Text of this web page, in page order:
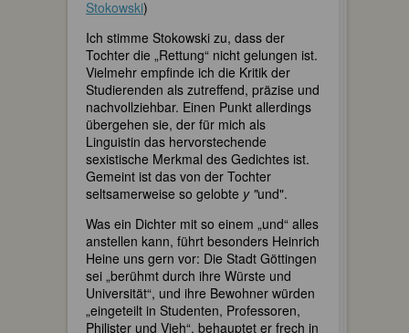
Stokowski)
Ich stimme Stokowski zu, dass der
Tochter die „Rettung“ nicht gelungen ist.
Vielmehr empfinde ich die Kritik der
Studierenden als zutreffend, präzise und
nachvollziehbar. Einen Punkt allerdings
übergehen sie, der für mich als
Linguistin das hervorstechende
sexistische Merkmal des Gedichtes ist.
Gemeint ist das von der Tochter
seltsamerweise so gelobte y "und".
Was ein Dichter mit so einem „und“ alles
anstellen kann, führt besonders Heinrich
Heine uns gern vor: Die Stadt Göttingen
sei „berühmt durch ihre Würste und
Universität“, und ihre Bewohner würden
„eingeteilt in Studenten, Professoren,
Philister und Vieh“, behauptet er frech in